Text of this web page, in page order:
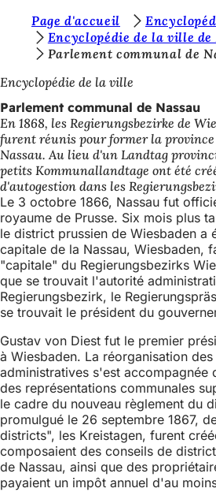
Accéder au contenu
u
s
ê
t
e
s
i
c
i
:
Page d'accueil
Encyclopédie de la ville de
Parlement communal de
Encyclopédie de la ville
Parlement communal de Nassau
En 1868, les Regierungsbezirke de
furent réunis pour former la province
Nassau. Au lieu d'un Landtag
petits Kommunallandtage ont été
d'autogestion dans les
Le 3 octobre 1866, Nassau fut
royaume de Prusse. Six mois plus
le district prussien de Wiesbaden a
capitale de la Nassau, Wiesbaden,
"capitale" du Regierungsbezirks
que se trouvait l'autorité
Regierungsbezirk, le
se trouvait le président du
Gustav von Diest fut le premier
à Wiesbaden. La réorganisation
administratives s'est accompagnée
des représentations communales
le cadre du nouveau règlement du
promulgué le 26 septembre 1867,
districts", les Kreistagen, furent
composaient des conseils de
de Nassau, ainsi que des
payaient un impôt annuel d'au